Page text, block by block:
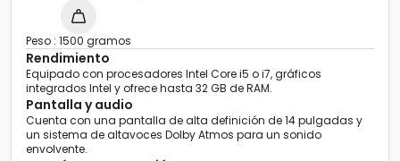
Peso : 1500 gramos
Rendimiento
Equipado con procesadores Intel Core i5 o i7, gráficos
integrados Intel y ofrece hasta 32 GB de RAM.
Pantalla y audio
Cuenta con una pantalla de alta definición de 14 pulgadas y
un sistema de altavoces Dolby Atmos para un sonido
envolvente.